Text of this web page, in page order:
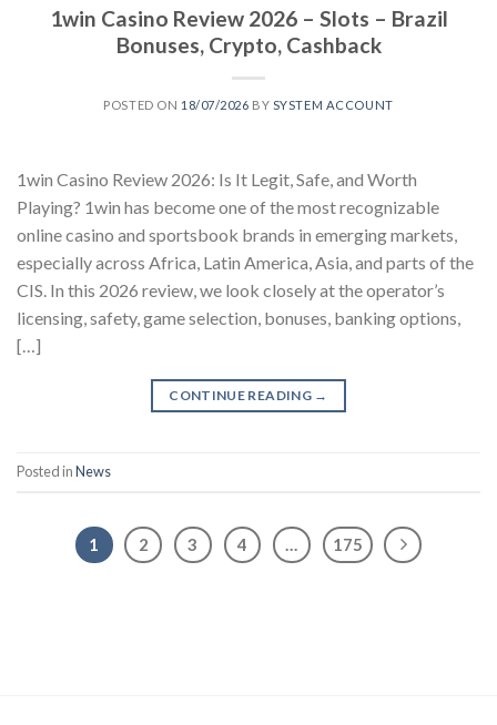
1win Casino Review 2026 – Slots – Brazil
Bonuses, Crypto, Cashback
POSTED ON 18/07/2026 BY SYSTEM ACCOUNT
1win Casino Review 2026: Is It Legit, Safe, and Worth
Playing? 1win has become one of the most recognizable
online casino and sportsbook brands in emerging markets,
especially across Africa, Latin America, Asia, and parts of the
CIS. In this 2026 review, we look closely at the operator’s
licensing, safety, game selection, bonuses, banking options,
[…]
CONTINUE READING →
Posted inNews
1 2 3 4 175